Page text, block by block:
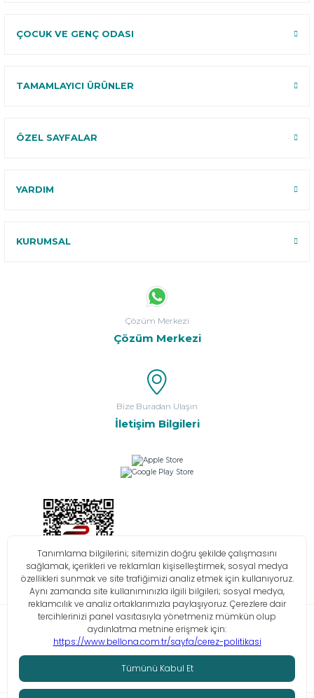
ÇOCUK VE GENÇ ODASI
TAMAMLAYICI ÜRÜNLER
ÖZEL SAYFALAR
YARDIM
KURUMSAL
Çözüm Merkezi
Çözüm Merkezi
Bize Buradan Ulaşın
İletişim Bilgileri
Bilgi Toplumu Hizmetleri KVKK Çerez Politikası İşlem Rehberi